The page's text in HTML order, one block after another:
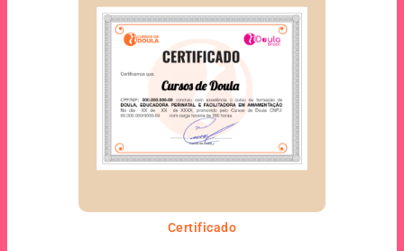
Certificado